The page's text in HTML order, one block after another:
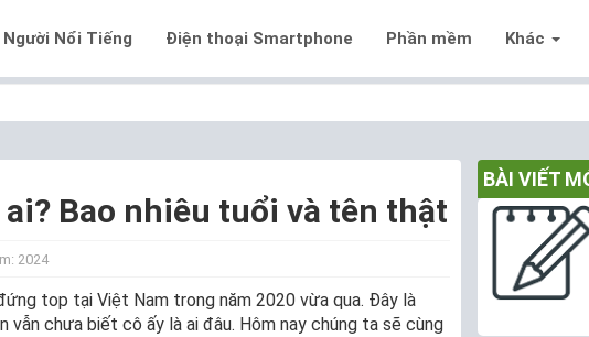
Người Nổi Tiếng Điện thoại Smartphone Phần mềm Khác
Bao nhiêu tuổi và tên thật
2024
top tại Việt Nam trong năm 2020 vừa qua. Đây là
chưa biết cô ấy là ai đâu. Hôm nay chúng ta sẽ cùng
BÀI VIẾT